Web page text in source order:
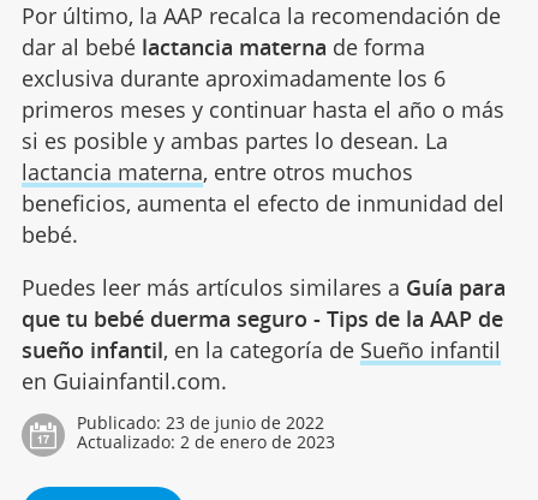
Por último, la AAP recalca la recomendación de
dar al bebé lactancia materna de forma
exclusiva durante aproximadamente los 6
primeros meses y continuar hasta el año o más
si es posible y ambas partes lo desean. La
lactancia materna, entre otros muchos
beneficios, aumenta el efecto de inmunidad del
bebé.
Puedes leer más artículos similares a Guía para
que tu bebé duerma seguro - Tips de la AAP de
sueño infantil, en la categoría de Sueño infantil
en Guiainfantil.com.
Publicado: 23 de junio de 2022
Actualizado: 2 de enero de 2023